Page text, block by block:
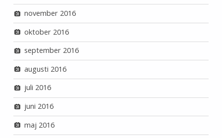
november 2016
oktober 2016
september 2016
augusti 2016
juli 2016
juni 2016
maj 2016